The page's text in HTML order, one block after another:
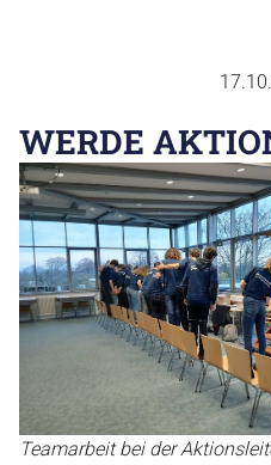
SATZUNG
WERDE
Teamarbeit bei der